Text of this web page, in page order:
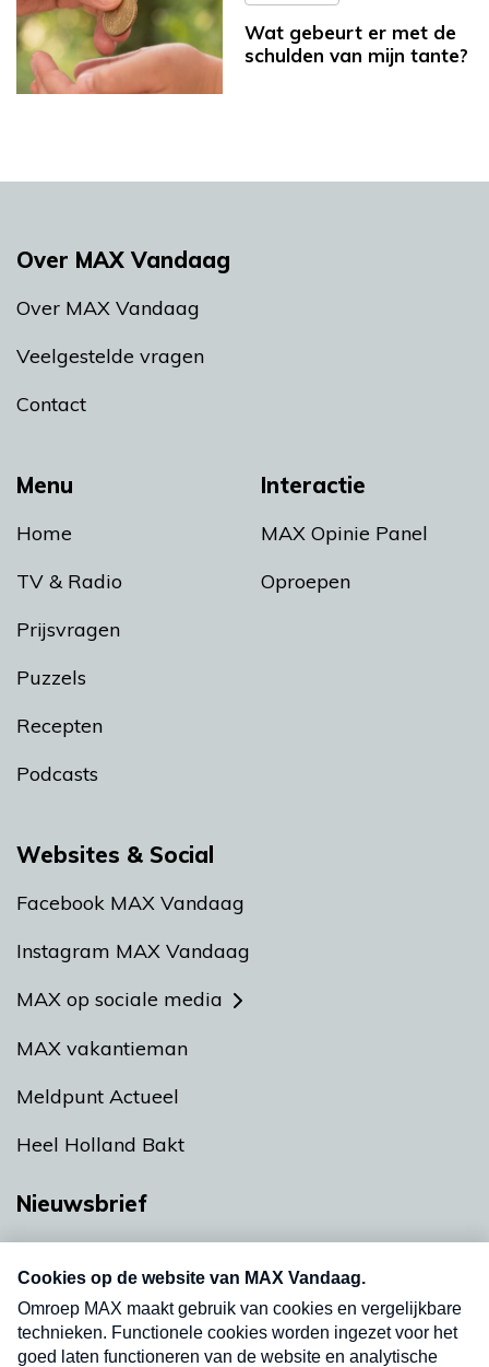
Wat gebeurt er met de
schulden van mijn tante?
Menu
Home
TV & Radio
Prijsvragen
Puzzels
Recepten
Podcasts
Interactie
MAX Opinie Panel
Oproepen
Over MAX Vandaag
Over MAX Vandaag
Veelgestelde vragen
Contact
Websites & Social
Facebook MAX Vandaag
Instagram MAX Vandaag
MAX op sociale media
MAX vakantieman
Meldpunt Actueel
Heel Holland Bakt
Nieuwsbrief
nieuwsbrief. Elke vrijdag- en dinsdagochtend in
uw mailbox.
Verzend